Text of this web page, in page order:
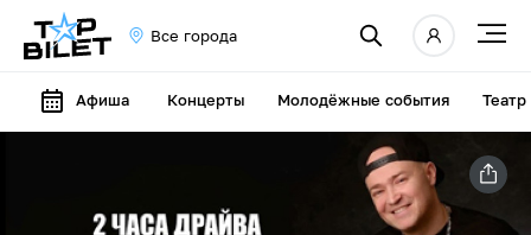
Все города
Афиша Концерты Молодёжные события Театр